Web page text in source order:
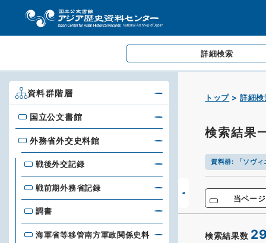
詳細検索
トップ 詳細検
検索結果
資料群: 「ソヴ
当ペー
検索結果数 29
資料群階層
国立公文書館
国立公文書館
外務省外交史料館
外務省外交史料館
戦後外交記録
戦前期外務省記録
調書
海軍省等移管南方軍政関係史料